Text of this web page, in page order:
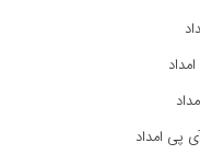
پی امداد